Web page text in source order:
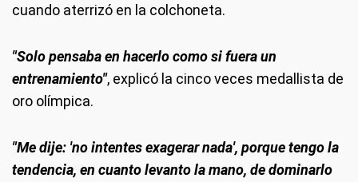
cuando aterrizó en la colchoneta.
"Solo pensaba en hacerlo como si fuera un
entrenamiento", explicó la cinco veces medallista de
oro olímpica.
"Me dije: 'no intentes exagerar nada', porque tengo la
tendencia, en cuanto levanto la mano, de dominarlo